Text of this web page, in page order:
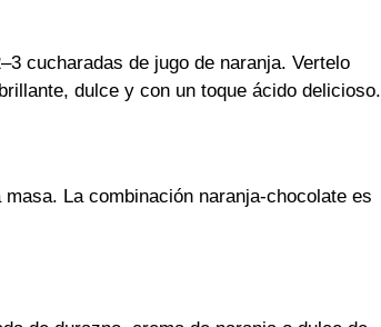
cucharadas de jugo de naranja. Vertelo
dulce y con un toque ácido delicioso.
La combinación naranja-chocolate es